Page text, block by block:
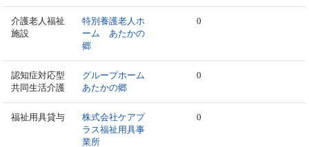
介護老人福祉
施設
特別養護老人ホ
ーム あたかの
郷
0
認知症対応型
共同生活介護
グループホーム
あたかの郷
0
福祉用具貸与
株式会社ケアプ
ラス福祉用具事
業所
0